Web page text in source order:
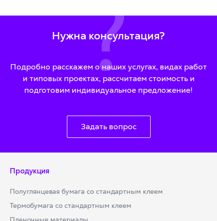
Нужна консультация?
Подробно расскажем о наших услугах, видах работ
и типовых проектах, рассчитаем стоимость и
подготовим индивидуальное предложение!
Задать вопрос
Продукция
Полуглянцевая бумага со стандартным клеем
Термобумага со стандартным клеем